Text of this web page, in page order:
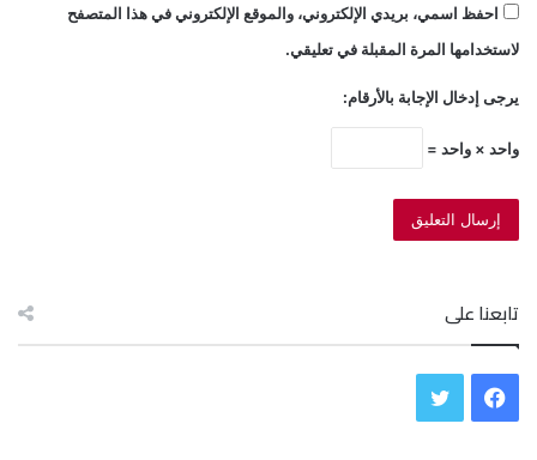
احفظ اسمي، بريدي الإلكتروني، والموقع الإلكتروني في هذا المتصفح
لاستخدامها المرة المقبلة في تعليقي.
يرجى إدخال الإجابة بالأرقام:
واحد × واحد =
تابعنا على